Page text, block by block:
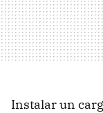
Instalar un